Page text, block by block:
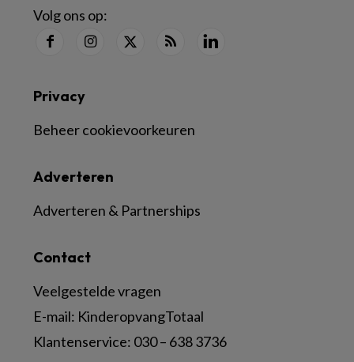
Volg ons op:
Contact
Veelgestelde vragen
E-mail: KinderopvangTotaal
Klantenservice: 030 – 638 3736
Adverteren
Adverteren & Partnerships
Privacy
Beheer cookievoorkeuren